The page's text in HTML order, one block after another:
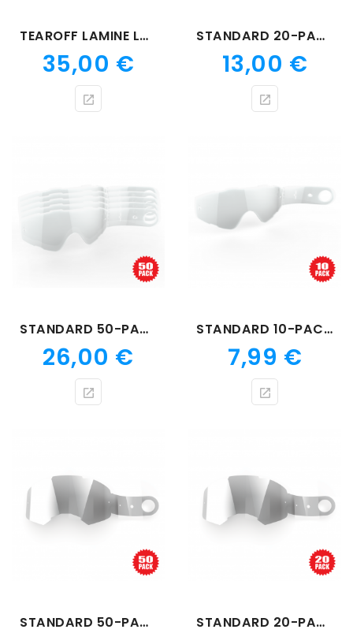
TEAROFF LAMINE LUCID PACK28
Prix
35,00 €
STANDARD 20-PACK TEAROFF FLATOUT
Prix
13,00 €
STANDARD 50-PACK TEAROFF FLATOUT
Prix
26,00 €
STANDARD 10-PACK TEAROFF FLATOUT
Prix
7,99 €
STANDARD 50-PACK TEAROFF LUCID STANDARD 20-PACK TEAROFF LUCID